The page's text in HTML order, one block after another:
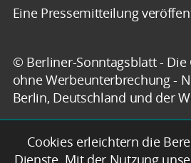
Eine Pressemitteilung
© Berliner-Sonntagsblatt - Die
ohne Werbeunterbrechung -
Berlin, Deutschland und der
Cookies erleichtern die
Dienste. Mit der Nutzung